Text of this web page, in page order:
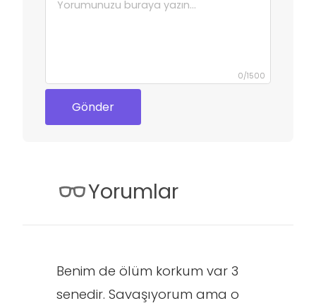
0/1500
Gönder
Yorumlar
Benim de ölüm korkum var 3
senedir. Savaşıyorum ama o